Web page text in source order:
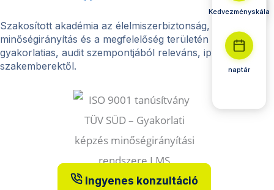
Szakosított akadémia az élelmiszerbiztonság, a
minőségirányítás és a megfelelőség területén –
gyakorlatias, audit szempontjából releváns, iparági
szakemberektől.
Ingyenes konzultáció
Kedvezményskála
naptár